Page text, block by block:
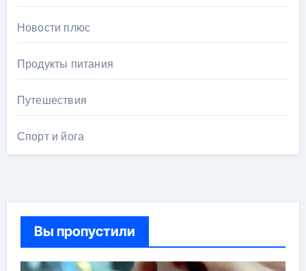
Новости плюс
Продукты питания
Путешествия
Спорт и йога
Вы пропустили